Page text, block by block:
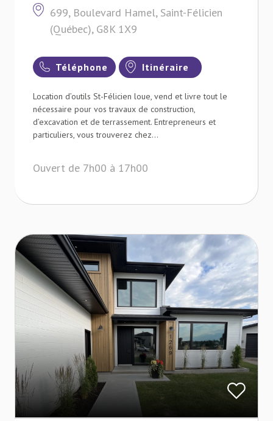
699, Boulevard Hamel, Saint-Félicien
(Québec), G8K 1X9
Téléphone Itinéraire
Location d’outils St-Félicien loue, vend et livre tout le
nécessaire pour vos travaux de construction,
d’excavation et de terrassement. Entrepreneurs et
particuliers, vous trouverez chez...
Ouvert de 7h00 à 17h00